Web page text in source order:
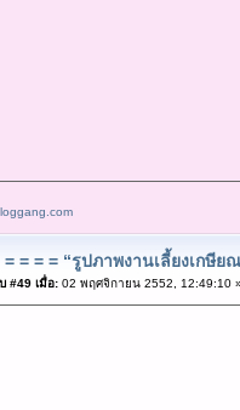
= = = = “รูปภาพงานเลี้ยงเกษี
#49 เมื่อ:02 พฤศจิกายน 2552, 12:49:10